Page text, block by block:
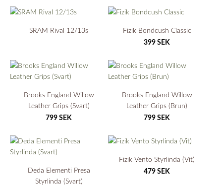
SRAM Rival 12/13s Fizik Bondcush Classic
399 SEK
Brooks England Willow
Leather Grips (Svart)
799 SEK
Brooks England Willow
Leather Grips (Brun)
799 SEK
Deda Elementi Presa
Styrlinda (Svart)
Fizik Vento Styrlinda (Vit)
479 SEK